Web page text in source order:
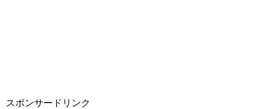
スポンサードリンク